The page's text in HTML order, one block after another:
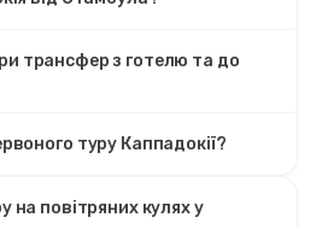
трансфер з готелю та до
туру Каппадокії?
на повітряних кулях у